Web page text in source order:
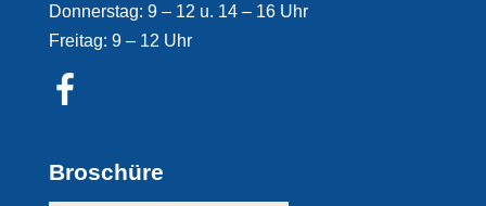
Donnerstag: 9 – 12 u. 14 – 16 Uhr
Freitag: 9 – 12 Uhr
Broschüre